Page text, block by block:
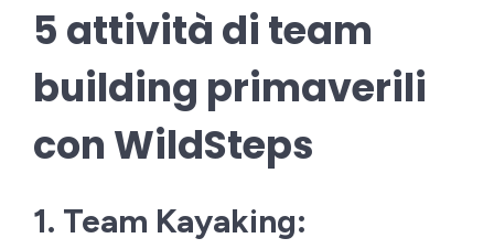
5 attività di team
building primaverili
con WildSteps
1. Team Kayaking: